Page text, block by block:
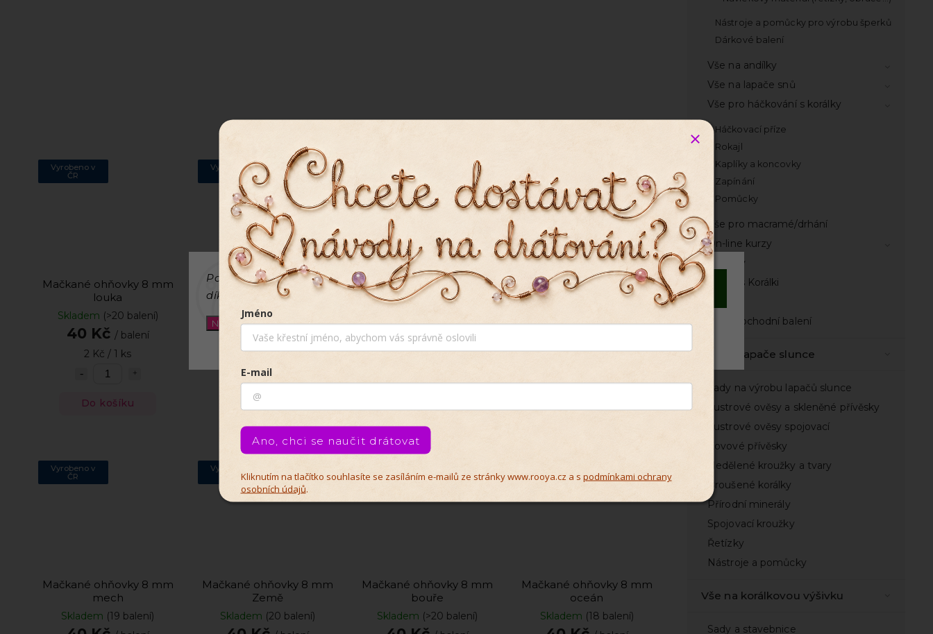
Používáme cookies, abychom Vám umožnili pohodlné prohlížení webu a
díky analýze provozu webu ho neustále zlepšovali.
Více infozde
Nastavení
Souhlasím
Nástroje a pomůcky pro výrobu šperků
Dárkové balení
Vše na andílky
Vše na lapače snů
Vše pro háčkování s korálky
Háčkovací příze
Rokajl
Kaplíky a koncovky
Zapínání
Pomůcky
Vše pro macramé/drhání
On-line kurzy
Návody
Časopis Korálki
Velkoobchodní balení
Vše na lapače slunce
Sady na výrobu lapačů slunce
Lustrové ověsy a skleněné přívěsky
Lustrové ověsy spojovací
Kovové přívěsky
Nedělené kroužky a tvary
Broušené korálky
Přírodní minerály
Spojovací kroužky
Řetízky
Nástroje a pomůcky
Vše na korálkovou výšivku
Sady a stavebnice
Vyrobeno v
ČR
Mačkané ohňovky 8 mm
louka
Skladem (>20 balení)
40 Kč / balení
2 Kč / 1 ks
Do košíku
Vyrobeno v
Mačkané ohňovky 8 mm
amber
Skladem(>20 balení)
40 Kč / balení
2 Kč / 1 ks
Do košíku
Vyrobeno v
ČR
Mačkané ohňovky 8 mm
medový třpyt
40 Kč/ balení
2 Kč / 1 ks
ČR
Mačkané ohňovky 8 mm
polibek slunce
2 Kč / 1 ks
Vyrobeno v
ČR
Mačkané ohňovky 8 mm
mech
Skladem (19 balení)
Vyrobeno v
Mačkané ohňovky 8 mm
Země
Skladem (20 balení)
ČR
Mačkané ohňovky 8 mm
bouře
Skladem (>20 balení)
ČR
Mačkané ohňovky 8 mm
oceán
Skladem (18 balení)
Jméno
E-mail
Ano, chci se naučit drátovat
Kliknutím na tlačítko souhlasíte se zasíláním e-mailů ze stránky www.rooya.cz a s podmínkami ochrany
osobních údajů.